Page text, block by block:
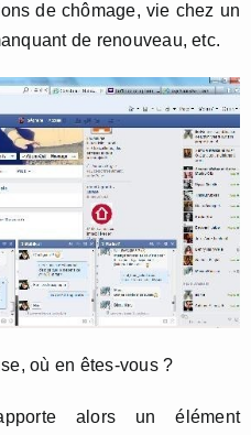
de chômage, vie chez un
de renouveau, etc.
où en êtes-vous ?
alors un élément